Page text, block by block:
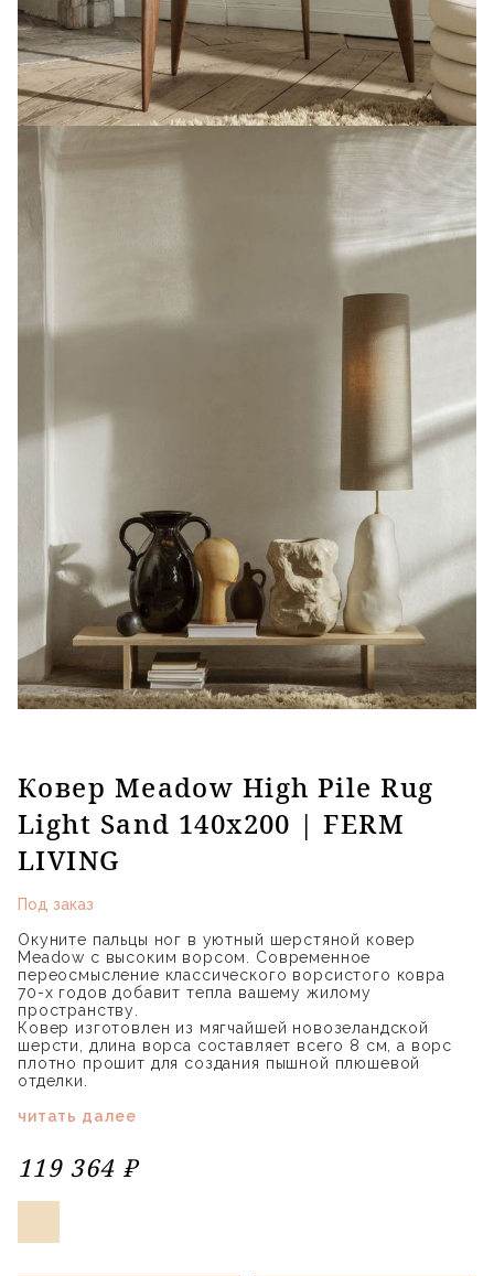
Ковер Meadow High Pile Rug
Light Sand 140х200 | FERM
LIVING
Под заказ
Окуните пальцы ног в уютный шерстяной ковер
Meadow с высоким ворсом. Современное
переосмысление классического ворсистого ковра
70-х годов добавит тепла вашему жилому
пространству.
Ковер изготовлен из мягчайшей новозеландской
шерсти, длина ворса составляет всего 8 см, а ворс
плотно прошит для создания пышной плюшевой
отделки.
читать далее
119 364 ₽